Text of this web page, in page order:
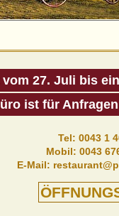
27. Juli bis
ist für
Tel: 0043 1
Mobil: 0043
E‑Mail: